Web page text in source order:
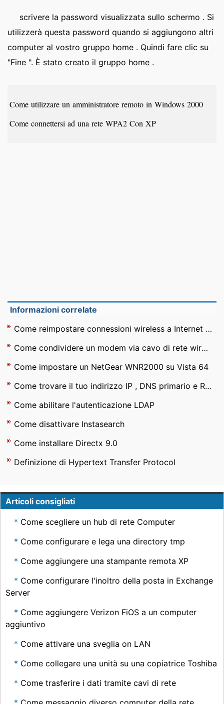
scrivere la password visualizzata sullo schermo . Si
utilizzerà questa password quando si aggiungono altri
computer al vostro gruppo home . Quindi fare clic su
"Fine ". È stato creato il gruppo home .
Come utilizzare un amministratore remoto in Windows 2000
Come connettersi ad una rete WPA2 Con XP
Informazioni correlate
Come reimpostare connessioni wireless a Internet in Vista
Come condividere un modem via cavo di rete wireless
Come impostare un NetGear WNR2000 su Vista 64
Come trovare il tuo indirizzo IP , DNS primario e Router predefinito
Come abilitare l'autenticazione LDAP
Come disattivare Instasearch
Come installare Directx 9.0
Definizione di Hypertext Transfer Protocol
Articoli consigliati
Come scegliere un hub di rete Computer
Come configurare e lega una directory tmp
Come aggiungere una stampante remota XP
Come configurare l'inoltro della posta in Exchange
Server
Come aggiungere Verizon FiOS a un computer
aggiuntivo
Come attivare una sveglia on LAN
Come collegare una unità su una copiatrice Toshiba
Come trasferire i dati tramite cavi di rete